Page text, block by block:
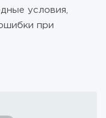
условия,
при